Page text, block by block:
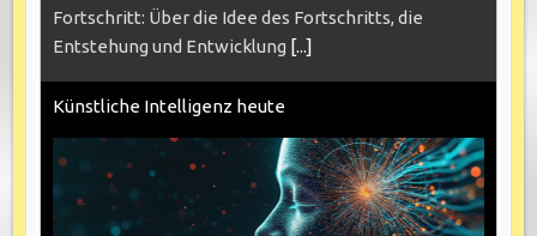
Fortschritt: Über die Idee des Fortschritts, die
Entstehung und Entwicklung [...]
Künstliche Intelligenz heute